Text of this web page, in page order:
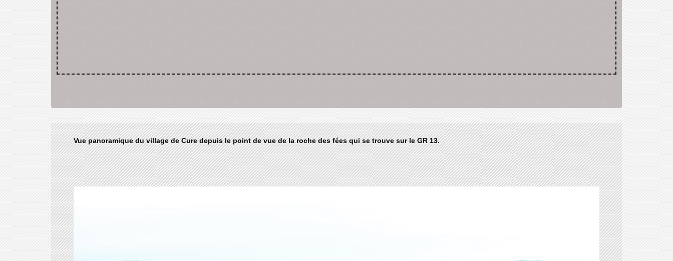
Vue panoramique du village de Cure depuis le point de vue de la roche des fées qui se trouve sur le GR 13.